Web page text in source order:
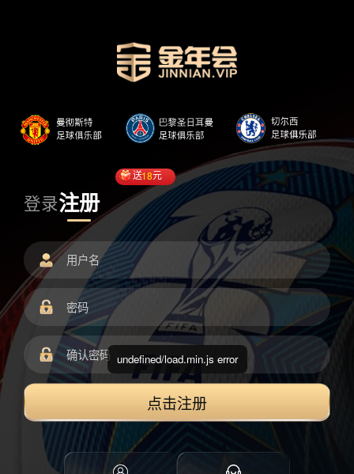
登录注册
送18元
点击注册
undefined/load.min.js error